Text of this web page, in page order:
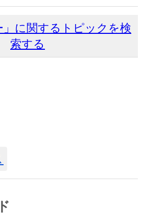
」に関するトピックを検
索する